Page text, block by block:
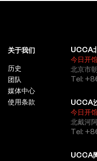
域不断突破创新，奉献和造
次支持“成为安迪·沃霍尔”展
敬与传承。“艺术与科技”一
理念，代表了一种极富表现
拉克产品所蕴含的尖端技术
关于我们
历史
团队
媒体中心
使用条款
UCCA
今日开
北京市
Tel:
UCCA
今日开
北戴河
Tel:
UCCA